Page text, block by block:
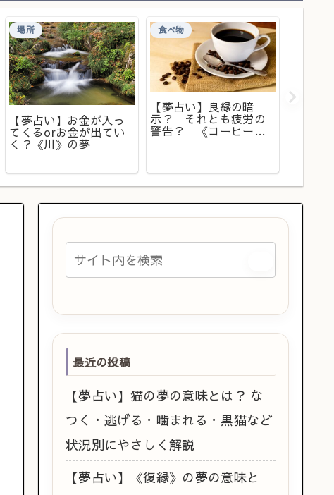
場所
【夢占い】お金が入っ
てくるorお金が出てい
く？《川》の夢
食べ物
【夢占い】良縁の暗
示？ それとも疲労の
警告？ 《コーヒー》
【夢占
最近の投稿
【夢占い】猫の夢の意味とは？ な
つく・逃げる・噛まれる・黒猫など
状況別にやさしく解説
【夢占い】《復縁》の夢の意味と